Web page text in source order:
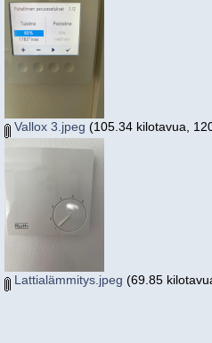
Vallox 3.jpeg (105.34 kilotavua,
Lattialämmitys.jpeg (69.85